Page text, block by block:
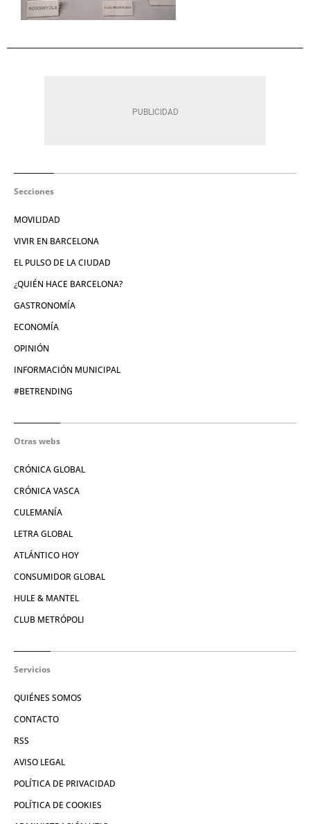
Secciones
MOVILIDAD
VIVIR EN BARCELONA
EL PULSO DE LA CIUDAD
¿QUIÉN HACE BARCELONA?
GASTRONOMÍA
ECONOMÍA
OPINIÓN
INFORMACIÓN MUNICIPAL
#BETRENDING
Otras webs
CRÓNICA GLOBAL
CRÓNICA VASCA
CULEMANÍA
LETRA GLOBAL
ATLÁNTICO HOY
CONSUMIDOR GLOBAL
HULE & MANTEL
CLUB METRÓPOLI
Servicios
QUIÉNES SOMOS
CONTACTO
RSS
AVISO LEGAL
POLÍTICA DE PRIVACIDAD
POLÍTICA DE COOKIES